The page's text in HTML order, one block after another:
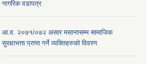
नागरिक वडापत्र
आ.व. २०७१/०७२ असार मसान्तसम्म सामाजिक
सुरक्षाभत्ता प्राप्त गर्ने व्यक्तिहरुको विवरण